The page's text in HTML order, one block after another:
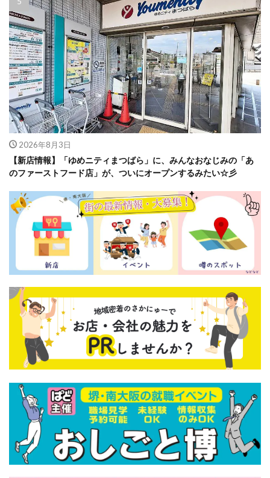
2026年8月3日
【新店情報】「ゆめニティまつばら」に、みんなおなじみの「あ
のファーストフード店」が、ついにオープンするみたい☆彡